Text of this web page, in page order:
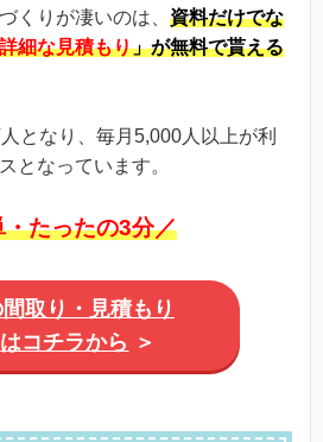
くりが凄いのは、 資料だけでな
詳細な見積もり」が無料で貰える
となり、毎月5,000人以上が利
となっています。
・たったの3分／
取り・見積もり
コチラから ＞